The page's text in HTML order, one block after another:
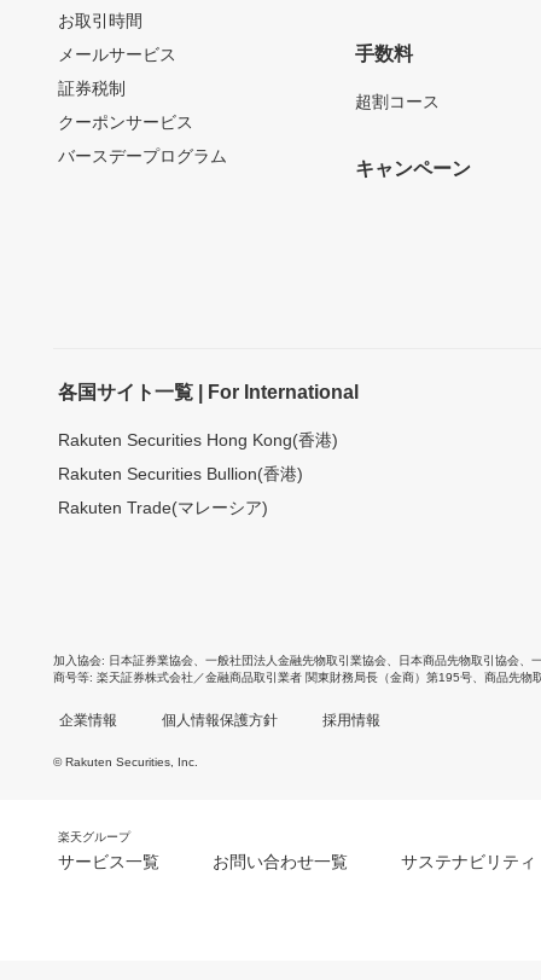
お取引時間
メールサービス
証券税制
クーポンサービス
バースデープログラム
手数料
超割コース
キャンペーン
各国サイト一覧 | For International
Rakuten Securities Hong Kong(香港)
Rakuten Securities Bullion(香港)
Rakuten Trade(マレーシア)
加入協会 日本証券業協会 一般社団法人金融先物取引業協会 日本商品先物取引協会
商号等 楽天証券株式会社／金融商品取引業者 関東財務局長（金商）第195号、商品先物
企業情報 個人情報保護方針 採用情報
© Rakuten Securities, Inc.
楽天グループ
サービス一覧 お問い合わせ一覧 サステナビリティ